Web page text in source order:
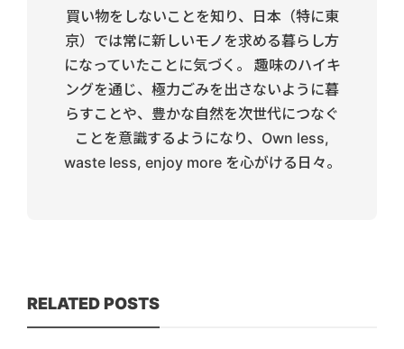
買い物をしないことを知り、日本（特に東
京）では常に新しいモノを求める暮らし方
になっていたことに気づく。 趣味のハイキ
ングを通じ、極力ごみを出さないように暮
らすことや、豊かな自然を次世代につなぐ
ことを意識するようになり、Own less,
waste less, enjoy more を心がける日々。
RELATED POSTS